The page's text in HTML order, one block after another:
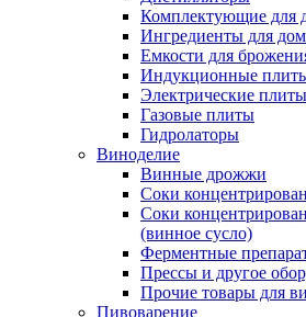
Комплектующие для
Ингредиенты для
Емкости для
Индукционные
Электрические плиты
Газовые плиты
Гидролаторы
Виноделие
Винные дрожжи
Соки
Соки
(винное сусло)
Ферментные
Прессы и другое
Прочие товары для
Пивоварение